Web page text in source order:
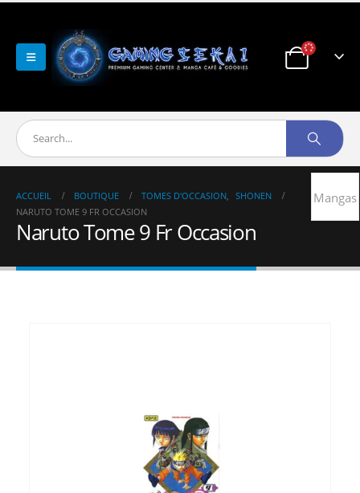
ACCUEIL BOUTIQUE TOMES D'OCCASION
SHONEN
NARUTO TOME 9 FR OCCASION
Naruto Tome 9 Fr Occasion
Mangas